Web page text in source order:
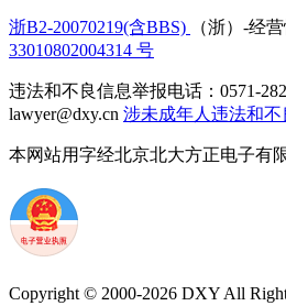
浙B2-20070219(含BBS) （浙）-经
33010802004314 号
违法和不良信息举报电话：0571-
lawyer@dxy.cn 涉未成年人违法和
本网站用字经北京北大方正电子有
Copyright © 2000-2026 DXY All